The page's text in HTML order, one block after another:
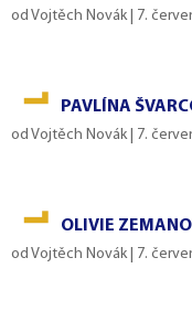
od Vojtěch Novák| 7.
PAVLÍNA
od Vojtěch Novák| 7.
OLIVIE
od Vojtěch Novák| 7.